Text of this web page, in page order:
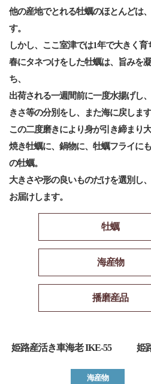
他の産地でとれる牡蠣のほとんどは
す。
しかし、ここ室津では1年で⼤きく育
春にタネつけをした牡蠣は、旨みを
ち、
出荷される⼀週間前に⼀度⽔揚げし
きさ等の分別をし、また海に戻します
この⼆度磨きにより⾝が引き締まり
焼き牡蠣に、鍋物に、牡蠣フライに
の牡蠣。
⼤きさや形の良いものだけを選別し
お届けします。
牡蠣
海産物
播磨産品
姫路産活き車海老 IKE-55
海産物
姫